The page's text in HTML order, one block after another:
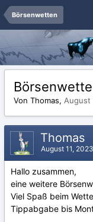
Börsenwetten
Von Thomas, August
Thomas
August 11, 2023
Hallo zusammen,
eine weitere
Viel Spaß beim
Tippabgabe bis